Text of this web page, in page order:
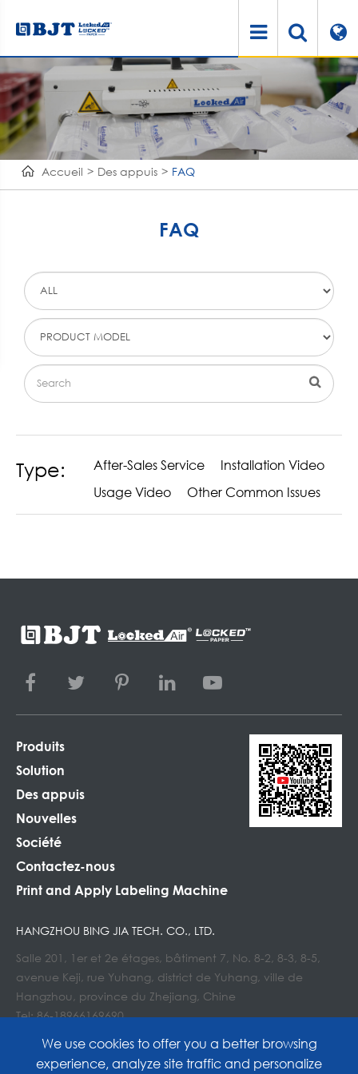
Accueil Des appuis FAQ
FAQ
Type: After-Sales Service
Installation Video
Usage Video
Other Common Issues
Produits
Solution
Des appuis
Nouvelles
Société
Contactez-nous
Print and Apply Labeling Machine
HANGZHOU BING JIA TECH. CO., LTD.
Salle 201, 1er et 2e étages, bâtiment 7, No. 8-2, 8-3, 8-5,
avenue Keji, rue Yuhang, district de Yuhang, ville de
Hangzhou, province du Zhejiang, Chine
Tel: 86-18966169690
We use cookies to offer you a better browsing
experience, analyze site traffic and personalize